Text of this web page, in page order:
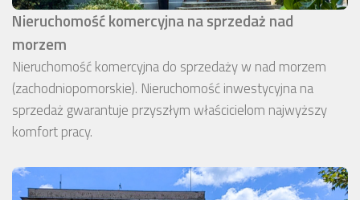
Nieruchomość komercyjna na sprzedaż nad
morzem
Nieruchomość komercyjna do sprzedaży w nad morzem
(zachodniopomorskie). Nieruchomość inwestycyjna na
sprzedaż gwarantuje przyszłym właścicielom najwyższy
komfort pracy.